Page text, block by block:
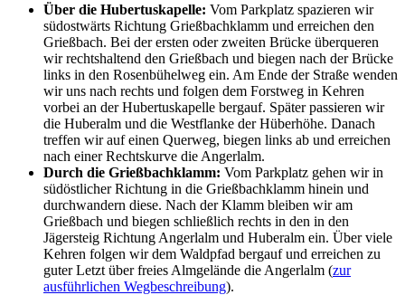
Über die Hubertuskapelle: Vom Parkplatz spazieren wir
südostwärts Richtung Grießbachklamm und erreichen den
Grießbach. Bei der ersten oder zweiten Brücke überqueren
wir rechtshaltend den Grießbach und biegen nach der Brücke
links in den Rosenbühelweg ein. Am Ende der Straße wenden
wir uns nach rechts und folgen dem Forstweg in Kehren
vorbei an der Hubertuskapelle bergauf. Später passieren wir
die Huberalm und die Westflanke der Hüberhöhe. Danach
treffen wir auf einen Querweg, biegen links ab und erreichen
nach einer Rechtskurve die Angerlalm.
Durch die Grießbachklamm: Vom Parkplatz gehen wir in
südöstlicher Richtung in die Grießbachklamm hinein und
durchwandern diese. Nach der Klamm bleiben wir am
Grießbach und biegen schließlich rechts in den in den
Jägersteig Richtung Angerlalm und Huberalm ein. Über viele
Kehren folgen wir dem Waldpfad bergauf und erreichen zu
guter Letzt über freies Almgelände die Angerlalm (zur
ausführlichen Wegbeschreibung).